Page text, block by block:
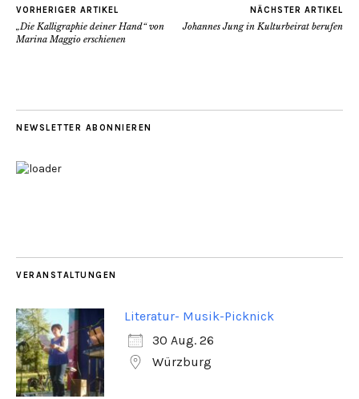
VORHERIGER ARTIKEL
„Die Kalligraphie deiner Hand“ von
Marina Maggio erschienen
NÄCHSTER ARTIKEL
Johannes Jung in Kulturbeirat berufen
NEWSLETTER ABONNIEREN
VERANSTALTUNGEN
Literatur- Musik-Picknick
30 Aug. 26
Würzburg